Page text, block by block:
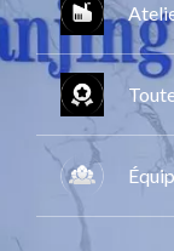
CE,
D/